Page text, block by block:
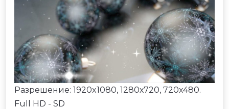
Разрешение: 1920x1080, 1280х720, 720х480.
Full HD - SD